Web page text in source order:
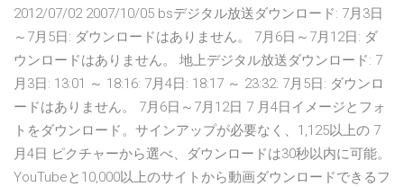
2012/07/02 2007/10/05 bsデジタル放送ダウンロード: 7月3日
～7月5日: ダウンロードはありません。 7月6日～7月12日: ダ
ウンロードはありません。 地上デジタル放送ダウンロード: 7
月3日: 13:01 ～ 18:16: 7月4日: 18:17 ～ 23:32: 7月5日: ダウンロ
ードはありません。 7月6日～7月12日 7 月4日イメージとフォ
トをダウンロード。サインアップが必要なく、1,125以上の 7
月4日 ピクチャーから選べ、ダウンロードは30秒以内に可能。
YouTubeと10,000以上のサイトから動画ダウンロードできるフ